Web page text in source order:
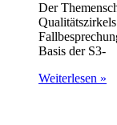
Der
Basis der S3-
Weiterlesen »